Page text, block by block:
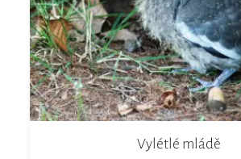
Vylétlé mládě